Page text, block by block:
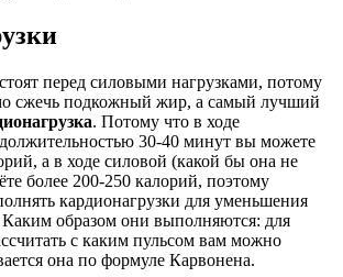
стоят перед силовыми нагрузками, потому
сжечь подкожный жир, а самый лучший
. Потому что в ходе
30-40 минут вы можете
а в ходе силовой (какой бы она не
более 200-250 калорий, поэтому
кардионагрузки для уменьшения
образом они выполняются: для
с каким пульсом вам можно
она по формуле Карвонена.